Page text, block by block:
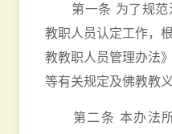
第一条 为了规范
教职人员认定工作，
教教职人员管理办法
等有关规定及佛教教
第二条 本办法所